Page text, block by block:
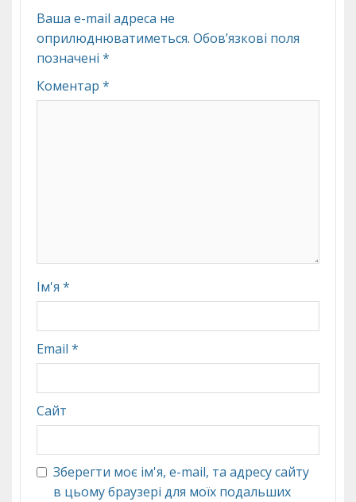
Ваша e-mail адреса не
оприлюднюватиметься. Обов’язкові поля
позначені *
Коментар *
Ім'я *
Email *
Сайт
Зберегти моє ім'я, e-mail, та адресу сайту
в цьому браузері для моїх подальших